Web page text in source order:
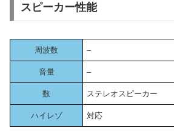
スピーカー性能
周波数 –
音量 –
数 ステレオスピーカー
ハイレゾ 対応